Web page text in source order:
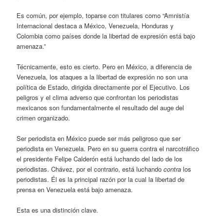
Es común, por ejemplo, toparse con titulares como “Amnistía
Internacional destaca a México, Venezuela, Honduras y
Colombia como países donde la libertad de expresión está bajo
amenaza.”
Técnicamente, esto es cierto. Pero en México, a diferencia de
Venezuela, los ataques a la libertad de expresión no son una
política de Estado, dirigida directamente por el Ejecutivo. Los
peligros y el clima adverso que confrontan los periodistas
mexicanos son fundamentalmente el resultado del auge del
crimen organizado.
Ser periodista en México puede ser más peligroso que ser
periodista en Venezuela. Pero en su guerra contra el narcotráfico
el presidente Felipe Calderón está luchando del lado de los
periodistas. Chávez, por el contrario, está luchandocontra los
periodistas. Él es la principal razón por la cual la libertad de
prensa en Venezuela está bajo amenaza.
Esta es una distinción clave.